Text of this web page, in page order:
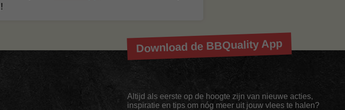
Download de BBQuality App
Altijd als eerste op de hoogte zijn van nieuwe acties,
inspiratie en tips om nóg meer uit jouw vlees te halen?